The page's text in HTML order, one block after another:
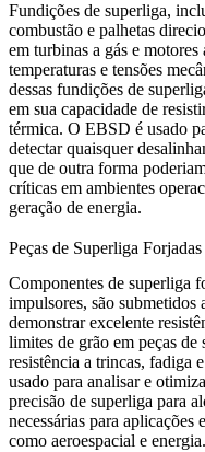
Fundições de superliga,
combustão e palhetas
em turbinas a gás e
temperaturas e tensões
dessas fundições de
em sua capacidade de
térmica. O EBSD é usado
detectar quaisquer
que de outra forma
críticas em ambientes
geração de energia.
Peças de Superliga Forjadas
Componentes de superliga
impulsores, são submetidos
demonstrar excelente
limites de grão em peças de
resistência a trincas, fadiga
usado para analisar e
precisão de superliga para
necessárias para aplicações
como aeroespacial e energia.